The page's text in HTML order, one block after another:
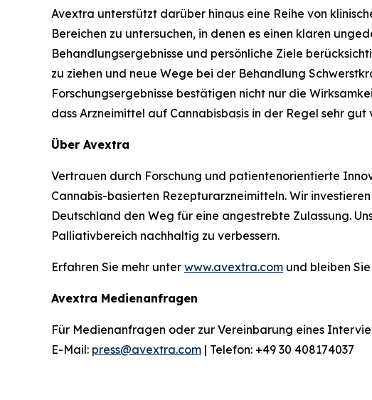
Avextra unterstützt darüber hinaus eine Reihe von
Bereichen zu untersuchen, in denen es einen klaren
Behandlungsergebnisse und persönliche Ziele
zu ziehen und neue Wege bei der Behandlung
Forschungsergebnisse bestätigen nicht nur die
dass Arzneimittel auf Cannabisbasis in der Regel sehr gut
Über Avextra
Vertrauen durch Forschung und patientenorientierte
Cannabis-basierten Rezepturarzneimitteln. Wir
Deutschland den Weg für eine angestrebte Zulassung.
Palliativbereich nachhaltig zu verbessern.
Erfahren Sie mehr unter www.avextra.com und bleiben
Avextra Medienanfragen
Für Medienanfragen oder zur Vereinbarung eines
E-Mail: press@avextra.com | Telefon: +49 30 408174037